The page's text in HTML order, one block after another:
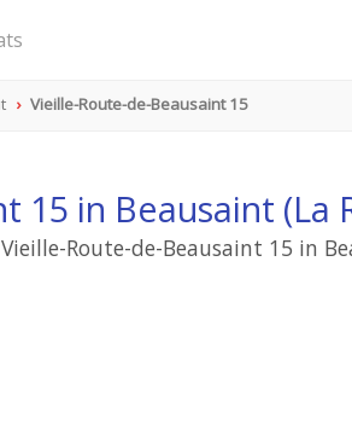
Vieille-Route-de-Beausaint 15
15 in Beausaint (La
Route-de-Beausaint 15 in